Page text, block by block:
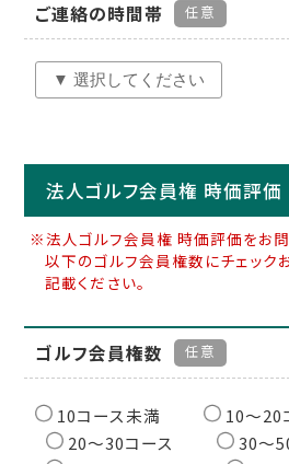
ご連絡の時間帯 任意
法人ゴルフ会員権 時価評価
※法人ゴルフ会員権 時価評価をお
以下のゴルフ会員権数にチェック
記載ください。
ゴルフ会員権数 任意
10コース未満
10〜20
20〜30コース
30〜